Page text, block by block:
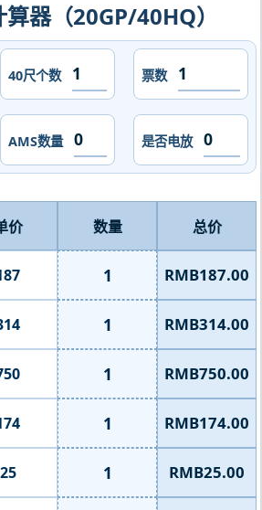
器（20GP/40HQ）
40尺个数 票数
AMS数量 是否电放
价 数量 总价
1 RMB187.00
1 RMB314.00
1 RMB750.00
1 RMB174.00
25 1 RMB25.00